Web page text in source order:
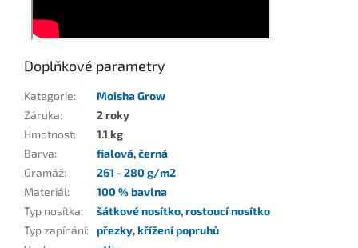
Doplňkové parametry
Kategorie:
Moisha Grow
Záruka:
2 roky
Hmotnost:
1.1 kg
Barva: fialová,černá
Gramáž:
261 - 280 g/m2
Materiál:
100 % bavlna
Typ nosítka: šátkové nosítko,rostoucí nosítko
Typ zapínání: přezky,křížení popruhů